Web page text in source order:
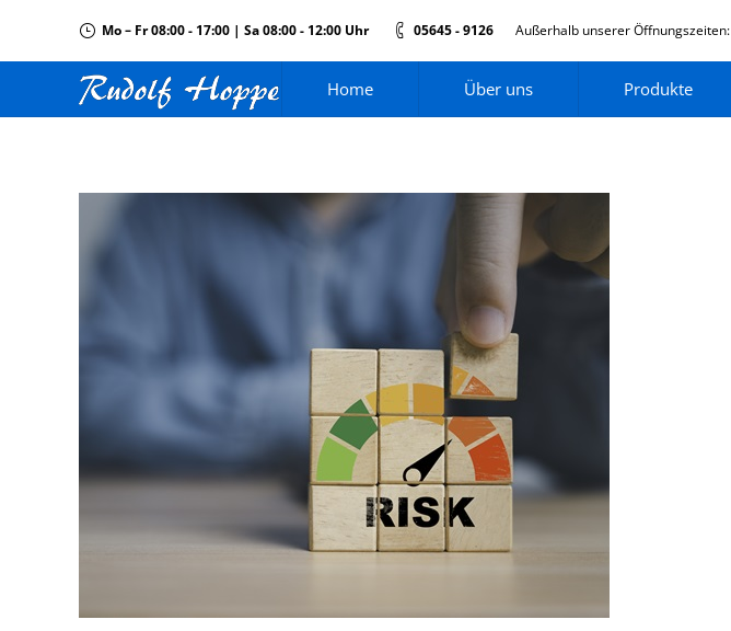
Mo – Fr 08:00 - 17:00 | Sa 08:00 - 12:00 Uhr 05645 - 9126 Außerhalb unserer Öffnungszeiten:
Home Über uns Produkte